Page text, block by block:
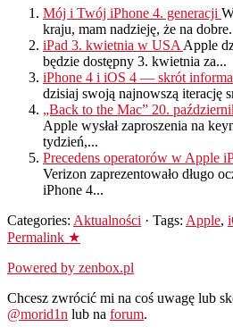
Mój i Twój iPhone 4. generacji
kraju, mam nadzieję, że na
iPad 3. kwietnia w USA Apple
będzie dostępny 3. kwietnia za...
iPhone 4 i iOS 4 — skrót
dzisiaj swoją najnowszą iterację
„Back to the Mac” 20.
Apple wysłał zaproszenia na
tydzień,...
Precedens operatorów w Apple
Verizon zaprezentowało długo
iPhone 4...
Categories: Aktualności · Tags: Apple,
Permalink ★
Powered by zenbox.pl
Chcesz zwrócić mi na coś uwagę lub
@morid1n lub na forum.